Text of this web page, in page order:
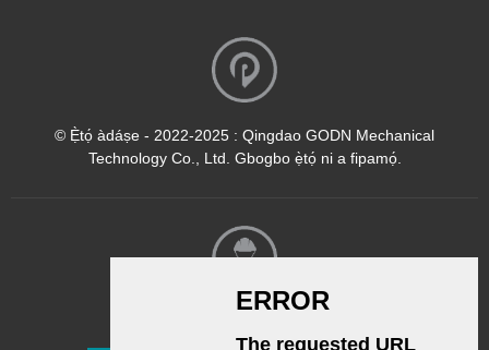
© Ẹ̀tọ́ àdáṣe - 2022-2025 : Qingdao GODN Mechanical
Technology Co., Ltd. Gbogbo ẹ̀tọ́ ni a fipamọ́.